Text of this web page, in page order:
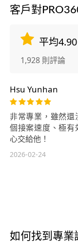
客戶對
平均4.90
1,928 則評論
Hsu Yunhan
非常專業，雖然
個接案速度、極
心交給他！
2026-02-24
如何找到專業